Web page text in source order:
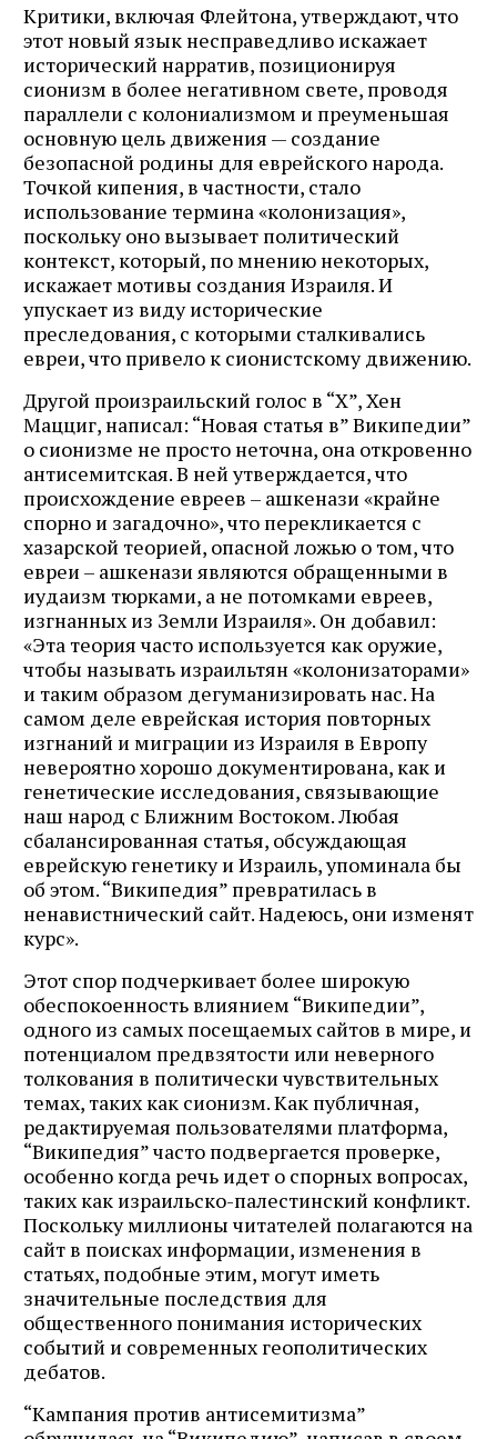
Критики, включая Флейтона, утверждают, что
этот новый язык несправедливо искажает
исторический нарратив, позиционируя
сионизм в более негативном свете, проводя
параллели с колониализмом и преуменьшая
основную цель движения — создание
безопасной родины для еврейского народа.
Точкой кипения, в частности, стало
использование термина «колонизация»,
поскольку оно вызывает политический
контекст, который, по мнению некоторых,
искажает мотивы создания Израиля. И
упускает из виду исторические
преследования, с которыми сталкивались
евреи, что привело к сионистскому движению.
Другой произраильский голос в “Х”, Хен
Мацциг, написал: “Новая статья в” Википедии”
о сионизме не просто неточна, она откровенно
антисемитская. В ней утверждается, что
происхождение евреев – ашкенази «крайне
спорно и загадочно», что перекликается с
хазарской теорией, опасной ложью о том, что
евреи – ашкенази являются обращенными в
иудаизм тюрками, а не потомками евреев,
изгнанных из Земли Израиля». Он добавил:
«Эта теория часто используется как оружие,
чтобы называть израильтян «колонизаторами»
и таким образом дегуманизировать нас. На
самом деле еврейская история повторных
изгнаний и миграции из Израиля в Европу
невероятно хорошо документирована, как и
генетические исследования, связывающие
наш народ с Ближним Востоком. Любая
сбалансированная статья, обсуждающая
еврейскую генетику и Израиль, упоминала бы
об этом. “Википедия” превратилась в
ненавистнический сайт. Надеюсь, они изменят
курс».
Этот спор подчеркивает более широкую
обеспокоенность влиянием “Википедии”,
одного из самых посещаемых сайтов в мире, и
потенциалом предвзятости или неверного
толкования в политически чувствительных
темах, таких как сионизм. Как публичная,
редактируемая пользователями платформа,
“Википедия” часто подвергается проверке,
особенно когда речь идет о спорных вопросах,
таких как израильско-палестинский конфликт.
Поскольку миллионы читателей полагаются на
сайт в поисках информации, изменения в
статьях, подобные этим, могут иметь
значительные последствия для
общественного понимания исторических
событий и современных геополитических
дебатов.
“Кампания против антисемитизма”